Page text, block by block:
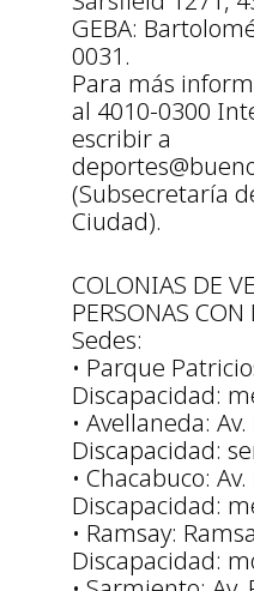
GEBA:
0031.
Para más
al 4010-0300
escribir a
(Subsecretaría
Ciudad).
COLONIAS DE
PERSONAS
Sedes:
• Parque
Discapacidad:
• Avellaneda:
Discapacidad:
• Chacabuco:
Discapacidad:
• Ramsay:
Discapacidad: